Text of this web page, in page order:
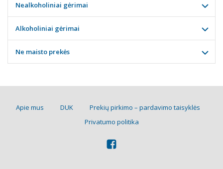
Nealkoholiniai gėrimai
Alkoholiniai gėrimai
Ne maisto prekės
Apie mus DUK
Prekių pirkimo – pardavimo taisyklės
Privatumo politika